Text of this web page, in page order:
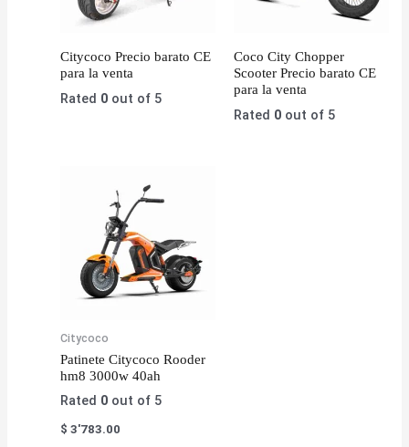
Citycoco Precio barato CE
para la venta
Rated 0 out of 5
Coco City Chopper
Scooter Precio barato CE
para la venta
Rated 0out of 5
Citycoco
Patinete Citycoco Rooder
hm8 3000w 40ah
Rated 0 out of 5
$ 3'783.00